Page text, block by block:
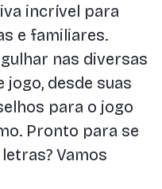
incrível para
e familiares.
nas diversas
desde suas
para o jogo
Pronto para se
Vamos